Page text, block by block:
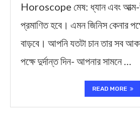
Horoscope মেষ: ধ্যান এবং
প্রমাণিত হবে। এমন জিনিস কেনার
বাড়বে। আপনি যতটা চান তার সব
পক্ষে দুর্দান্ত দিন- আপনার সামনে …
READ MORE